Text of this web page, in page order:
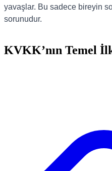
yavaşlar. Bu sadece bireyin
sorunudur.
KVKK’nın Temel